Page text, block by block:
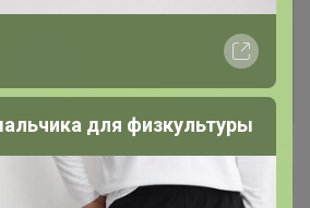
меньше минуты
для физкультуры